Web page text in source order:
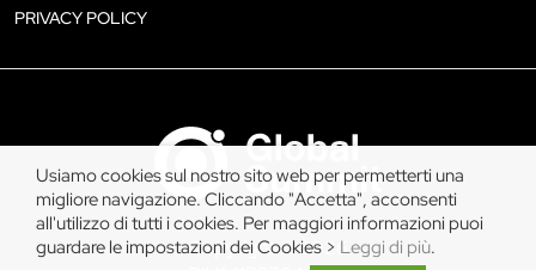
PRIVACY POLICY
Copyright © 2026
Usiamo cookies sul nostro sito web per permetterti una
migliore navigazione. Cliccando "Accetta", acconsenti
all'utilizzo di tutti i cookies. Per maggiori informazioni puoi
guardare le impostazioni dei Cookies > Leggi di più.